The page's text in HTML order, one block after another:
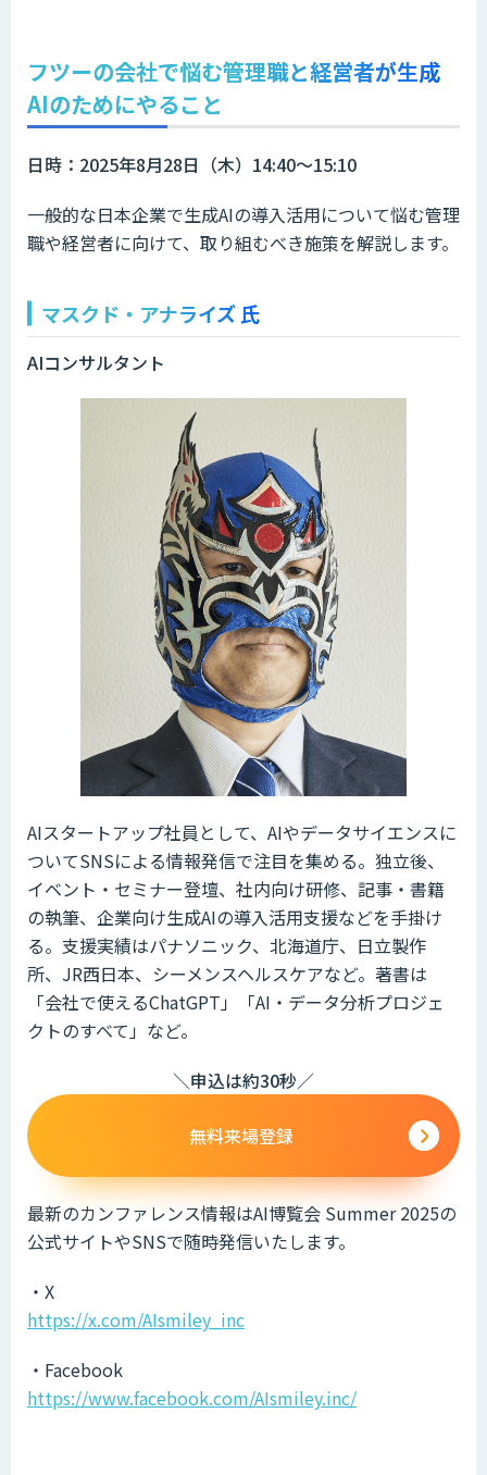
フツーの会社で悩む管理職と経営者が生成
AIのためにやること
日時：2025年8月28日（木）14:40～15:10
一般的な日本企業で生成AIの導入活用について悩む管理
職や経営者に向けて、取り組むべき施策を解説します。
マスクド・アナライズ 氏
AIコンサルタント
AIスタートアップ社員として、AIやデータサイエンスに
ついてSNSによる情報発信で注目を集める。独立後、
イベント・セミナー登壇、社内向け研修、記事・書籍
の執筆、企業向け生成AIの導入活用支援などを手掛け
る。支援実績はパナソニック、北海道庁、日立製作
所、JR西日本、シーメンスヘルスケアなど。著書は
「会社で使えるChatGPT」「AI・データ分析プロジェ
クトのすべて」など。
＼申込は約30秒／
無料来場登録
最新のカンファレンス情報はAI博覧会 Summer 2025の
公式サイトやSNSで随時発信いたします。
・X
https://x.com/AIsmiley_inc
・Facebook
https://www.facebook.com/AIsmiley.inc/